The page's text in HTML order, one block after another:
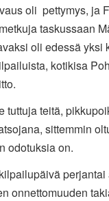
oli pettymys, ja
taskussaan
oli edessä yksi
kotikisa
tuttuja teitä,
sittemmin
odotuksia on.
onnettomuuden